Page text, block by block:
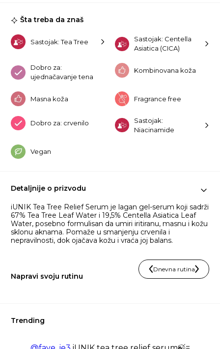
Šta treba da znaš
Sastojak: Tea Tree
Sastojak: Centella
Asiatica (CICA)
Dobro za:
ujednačavanje tena
Kombinovana koža
Masna koža Fragrance free
Dobro za: crvenilo
Sastojak:
Niacinamide
Vegan
Detaljnije o prizvodu
iUNIK Tea Tree Relief Serum je lagan gel-serum koji sadrži
67% Tea Tree Leaf Water i 19,5% Centella Asiatica Leaf
Water, posebno formulisan da umiri iritiranu, masnu i kožu
sklonu aknama. Pomaže u smanjenju crvenila i
nepravilnosti, dok ojačava kožu i vraća joj balans.
Napravi svoju rutinu
Dnevna rutina
Trending